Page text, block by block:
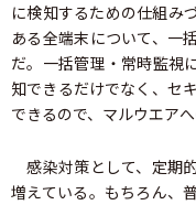
に検知するための仕組み
ある全端末について、一
だ。一括管理・常時監視
知できるだけでなく、セ
できるので、マルウエア
感染対策として、定期
増えている。もちろん、